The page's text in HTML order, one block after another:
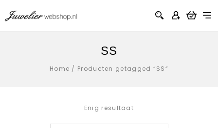
SS
Home / Producten getagged “SS”
Enig resultaat